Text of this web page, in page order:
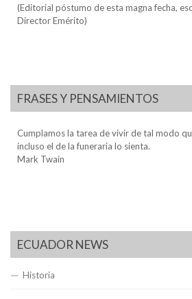
(Editorial póstumo de esta magna fecha,
Director Emérito)
FRASES Y PENSAMIENTOS
Cumplamos la tarea de vivir de tal modo
incluso el de la funeraria lo sienta.
Mark Twain
ECUADOR NEWS
Historia